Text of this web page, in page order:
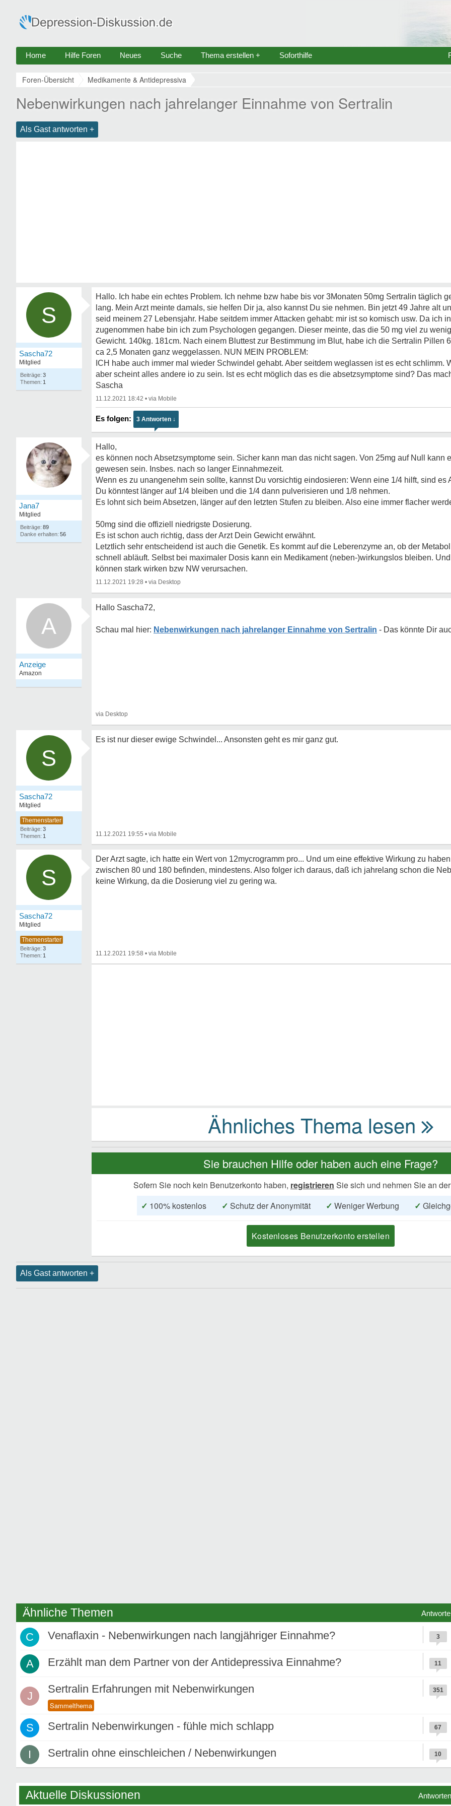
Home Hilfe Foren Neues Suche Thema erstellen + Soforthilfe
Foren-Übersicht Medikamente & Antidepressiva
Nebenwirkungen nach jahrelanger Einnahme von Sertralin
Als Gast antworten +
S
Sascha72
Mitglied
3
1
Hallo. Ich habe ein echtes Problem. Ich nehme bzw habe bis vor 3Monaten 50mg Sertralin täglich
lang. Mein Arzt meinte damals, sie helfen Dir ja, also kannst Du sie nehmen. Bin jetzt 49 Jahre alt
seid meinem 27 Lebensjahr. Habe seitdem immer Attacken gehabt: mir ist so komisch usw. Da ich
zugenommen habe bin ich zum Psychologen gegangen. Dieser meinte, das die 50 mg viel zu
Gewicht. 140kg. 181cm. Nach einem Bluttest zur Bestimmung im Blut, habe ich die Sertralin Pillen
ca 2,5 Monaten ganz weggelassen. NUN MEIN PROBLEM:
ICH habe auch immer mal wieder Schwindel gehabt. Aber seitdem weglassen ist es echt schlimm.
aber scheint alles andere io zu sein. Ist es echt möglich das es die absetzsymptome sind? Das
Sascha
11.12.2021 18:42 •
3 Antworten ↓
Jana7
Mitglied
89
56
Hallo,
es können noch Absetzsymptome sein. Sicher kann man das nicht sagen. Von 25mg auf Null kann
gewesen sein. Insbes. nach so langer Einnahmezeit.
Wenn es zu unangenehm sein sollte, kannst Du vorsichtig eindosieren: Wenn eine 1/4 hilft, sind es
Du könntest länger auf 1/4 bleiben und die 1/4 dann pulverisieren und 1/8 nehmen.
Es lohnt sich beim Absetzen, länger auf den letzten Stufen zu bleiben. Also eine immer flacher
50mg sind die offiziell niedrigste Dosierung.
Es ist schon auch richtig, dass der Arzt Dein Gewicht erwähnt.
Letztlich sehr entscheidend ist auch die Genetik. Es kommt auf die Leberenzyme an, ob der
schnell abläuft. Selbst bei maximaler Dosis kann ein Medikament (neben-)wirkungslos bleiben.
können stark wirken bzw NW verursachen.
11.12.2021 19:28 •
A
Hallo Sascha72,
Nebenwirkungen nach jahrelanger Einnahme von Sertralin
S
Sascha72
Mitglied
3
1
Es ist nur dieser ewige Schwindel... Ansonsten geht es mir ganz gut.
11.12.2021 19:55 •
S
Sascha72
Mitglied
3
1
Der Arzt sagte, ich hatte ein Wert von 12mycrogramm pro... Und um eine effektive Wirkung zu
zwischen 80 und 180 befinden, mindestens. Also folger ich daraus, daß ich jahrelang schon die
keine Wirkung, da die Dosierung viel zu gering wa.
11.12.2021 19:58 •
Sie brauchen Hilfe oder haben auch eine Frage?
Sofern Sie noch kein Benutzerkonto haben, registrieren Sie sich und nehmen Sie an
✓ 100% kostenlos ✓ Schutz der Anonymität ✓ Weniger Werbung ✓
Kostenloses Benutzerkonto erstellen
Als Gast antworten +
Ähnliche Themen
C Venaflaxin - Nebenwirkungen nach langjähriger Einnahme? 3
A Erzählt man dem Partner von der Antidepressiva Einnahme? 11
J
Sertralin Erfahrungen mit Nebenwirkungen 351
S Sertralin Nebenwirkungen - fühle mich schlapp 67
I Sertralin ohne einschleichen / Nebenwirkungen 10
Aktuelle Diskussionen Antworten